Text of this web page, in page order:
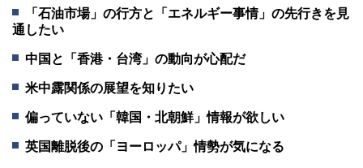
「石油市場」の行方と「エネルギー事情」の先行きを見
通したい
中国と「香港・台湾」の動向が心配だ
米中露関係の展望を知りたい
偏っていない「韓国・北朝鮮」情報が欲しい
英国離脱後の「ヨーロッパ」情勢が気になる